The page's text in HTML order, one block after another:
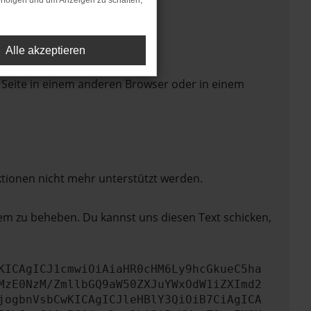
in einem anderen Browser oder in einem
nicht mehr unterstützt werden.
zu beheben. Du kannst uns diesen Text schicken,
ZmllbGQ9aW50ZXJuYWxOdW1iZXImd2
Alle akzeptieren